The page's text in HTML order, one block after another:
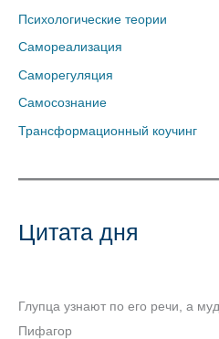
Психологические теории
Самореализация
Саморегуляция
Самосознание
Трансформационный коучинг
Цитата дня
Глупца узнают по его речи, а
Пифагор